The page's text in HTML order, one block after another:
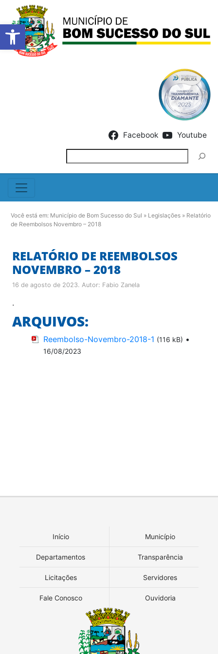
Barra de Ferramentas
Facebook Youtube
Você está em: Município de Bom Sucesso do Sul » Legislações » Relatório
de Reembolsos Novembro – 2018
RELATÓRIO DE REEMBOLSOS
NOVEMBRO – 2018
16 de agosto de 2023. Autor: Fabio Zanela
.
ARQUIVOS:
Reembolso-Novembro-2018-1 (116 kB) •
16/08/2023
Início Município
Departamentos Transparência
Licitações Servidores
Fale Conosco Ouvidoria